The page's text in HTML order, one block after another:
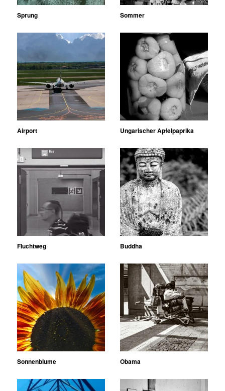
Sprung Sommer
Airport Ungarischer Apfelpaprika
Fluchtweg Buddha
Sonnenblume Obama